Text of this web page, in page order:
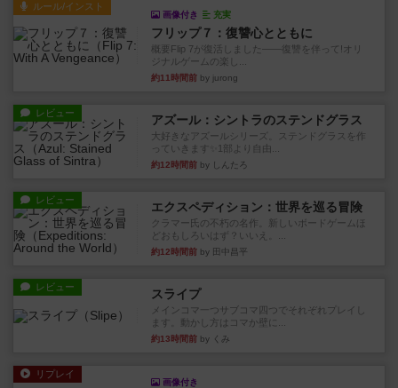
ルール/インスト
画像付き 充実
フリップ７：復讐心とともに
概要Flip 7が復活しました――復讐を伴って!オリ
ジナルゲームの楽し...
約11時間前 by jurong
レビュー アズール：シントラのステンドグラス
大好きなアズールシリーズ。ステンドグラスを作
っていきます✨1部より自由...
約12時間前 by しんたろ
レビュー エクスペディション：世界を巡る冒険
クラマー氏の不朽の名作。新しいボードゲームほ
どおもしろいはず？いいえ。...
約12時間前 by 田中昌平
レビュー スライプ
メインコマ一つサブコマ四つでそれぞれプレイし
ます。動かし方はコマか壁に...
約13時間前 by くみ
リプレイ
画像付き